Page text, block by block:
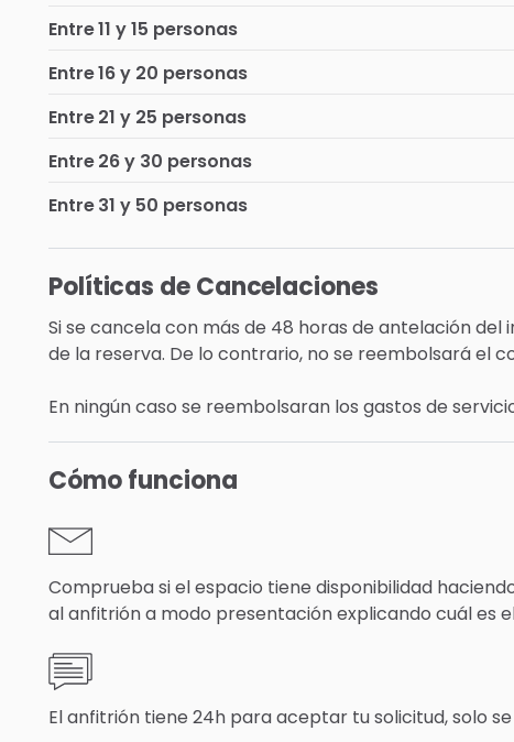
Entre 11 y 15 personas
Entre 16 y 20 personas
Entre 21 y 25 personas
Entre 26 y 30 personas
Entre 31 y 50 personas
Políticas de Cancelaciones
Si se cancela con más de 48 horas de antelación
de la reserva. De lo contrario, no se reembolsará el
En ningún caso se reembolsaran los gastos de
Cómo funciona
Comprueba si el espacio tiene disponibilidad
al anfitrión a modo presentación explicando cuál es
El anfitrión tiene 24h para aceptar tu solicitud, solo